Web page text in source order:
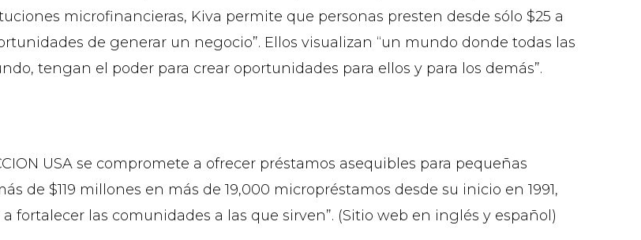
microfinancieras, Kiva permite que personas presten desde sólo $25 a
de generar un negocio”. Ellos visualizan “un mundo donde todas las
tengan el poder para crear oportunidades para ellos y para los demás”.
USA se compromete a ofrecer préstamos asequibles para pequeñas
de $119 millones en más de 19,000 micropréstamos desde su inicio en 1991,
fortalecer las comunidades a las que sirven”. (Sitio web en inglés y español)